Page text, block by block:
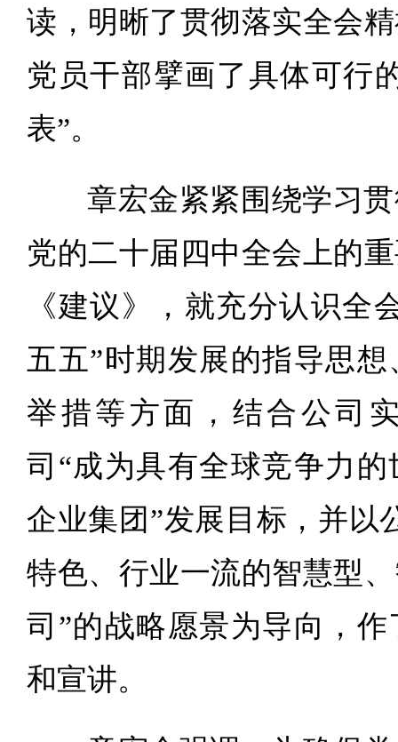
读，明晰了贯彻落实全会
党员干部擘画了具体可行
表”。
章宏金紧紧围绕学习
党的二十届四中全会上的
《建议》，就充分认识全
五五”时期发展的指导思
举措等方面，结合公司
司“成为具有全球竞争力
企业集团”发展目标，并以
特色、行业一流的智慧型
司”的战略愿景为导向，
和宣讲。